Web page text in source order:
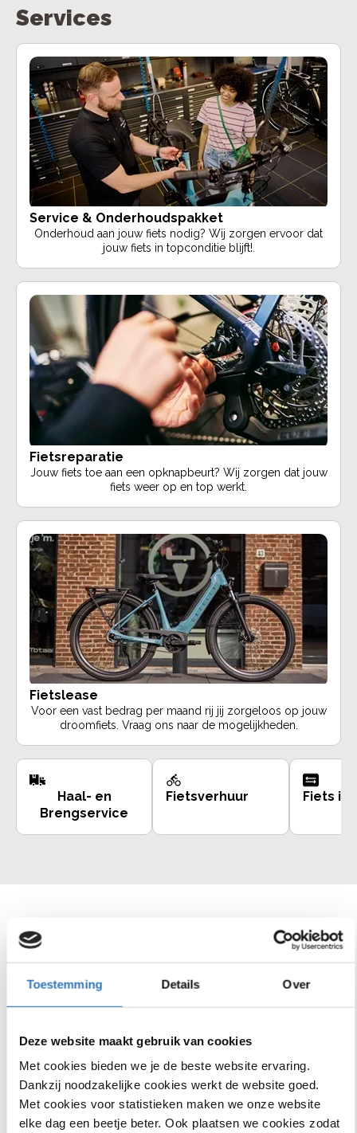
Toestemming Details Over
Deze website maakt gebruik van cookies
Met cookies bieden we je de beste website ervaring.
Dankzij noodzakelijke cookies werkt de website goed.
Met cookies voor statistieken maken we onze website
elke dag een beetje beter. Ook plaatsen we cookies zodat
Services
Service & Onderhoudspakket
Onderhoud aan jouw fiets nodig? Wij zorgen ervoor dat
jouw fiets in topconditie blijft!.
Fietsreparatie
Jouw fiets toe aan een opknapbeurt? Wij zorgen dat jouw
fiets weer op en top werkt.
Fietslease
Voor een vast bedrag per maand rij jij zorgeloos op jouw
droomfiets. Vraag ons naar de mogelijkheden.
Haal- en
Brengservice
Fietsverhuur Fiets
Bekijk ons assortiment
beoordelingen
korting
Shimano Steps Bosch Active